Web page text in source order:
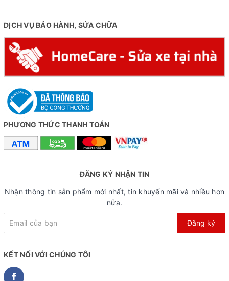
DỊCH VỤ BẢO HÀNH, SỬA CHỮA
PHƯƠNG THỨC THANH TOÁN
ĐĂNG KÝ NHẬN TIN
Nhận thông tin sản phẩm mới nhất, tin khuyến mãi và nhiều hơn
nữa.
Đăng ký
KẾT NỐI VỚI CHÚNG TÔI